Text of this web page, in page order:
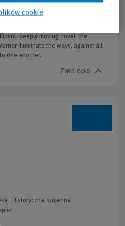
draws her ever closer to Werner,
labour in the mines until a broken
deeply moving novel, the
illuminate the ways, against all
one another.
Zwiń opis
, Historyczna, wojenna
cookie